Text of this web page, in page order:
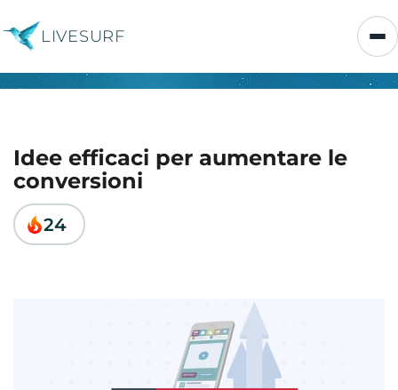
LIVESURF
Idee efficaci per aumentare le
conversioni
24